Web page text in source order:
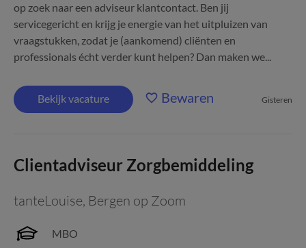
op zoek naar een adviseur klantcontact. Ben jij
servicegericht en krijg je energie van het uitpluizen van
vraagstukken, zodat je (aankomend) cliënten en
professionals écht verder kunt helpen? Dan maken we...
Bekijk vacature Bewaren Gisteren
Clientadviseur Zorgbemiddeling
tanteLouise, Bergen op Zoom
MBO